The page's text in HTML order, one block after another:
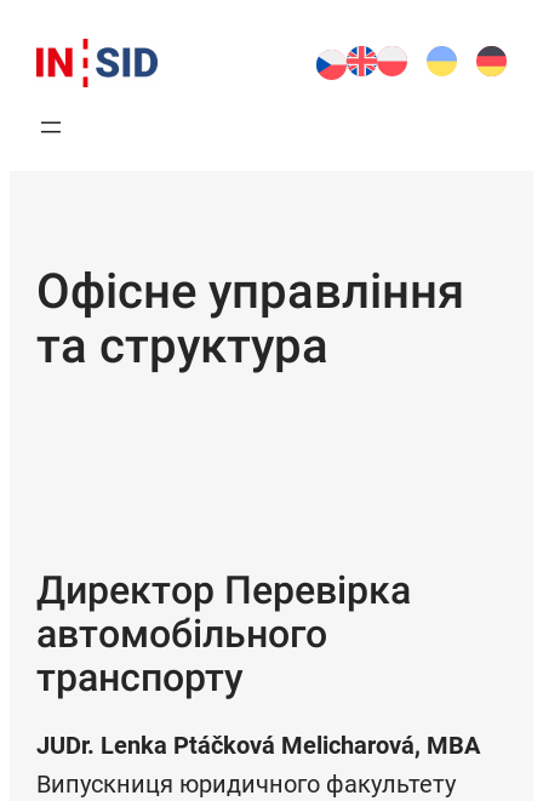
Офісне управління
та структура
Директор Перевірка
автомобільного
транспорту
JUDr. Lenka Ptáčková Melicharová, MBA
Випускниця юридичного факультету